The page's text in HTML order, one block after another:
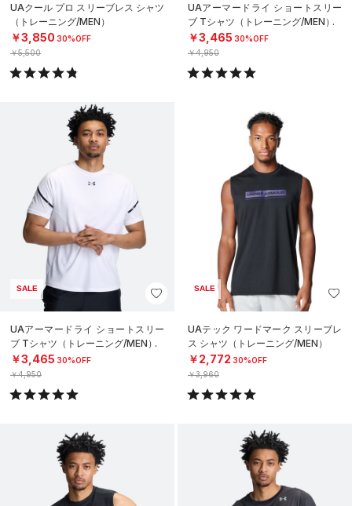
UAクール プロ スリーブレス シャツ
（トレーニング/MEN）
￥3,850 30%OFF
￥5,500
UAアーマードライ ショートスリー
ブ Tシャツ（トレーニング/MEN）
￥3,465 30%OFF
￥4,950
SALE
UAアーマードライ ショートスリー
ブ Tシャツ（トレーニング/MEN）
￥3,465 30%OFF
￥4,950
SALE
UAテック ワードマーク スリーブレ
ス シャツ（トレーニング/MEN）
￥2,772 30%OFF
￥3,960